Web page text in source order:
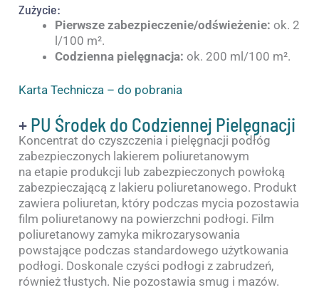
Zużycie:
Pierwsze zabezpieczenie/odświeżenie: ok. 2
l/100 m².
Codzienna pielęgnacja: ok. 200 ml/100 m².
Karta Technicza – do pobrania
+PU Środek do Codziennej Pielęgnacji
Koncentrat do czyszczenia i pielęgnacji podłóg
zabezpieczonych lakierem poliuretanowym
na etapie produkcji lub zabezpieczonych powłoką
zabezpieczającą z lakieru poliuretanowego. Produkt
zawiera poliuretan, który podczas mycia pozostawia
film poliuretanowy na powierzchni podłogi. Film
poliuretanowy zamyka mikrozarysowania
powstające podczas standardowego użytkowania
podłogi. Doskonale czyści podłogi z zabrudzeń,
również tłustych. Nie pozostawia smug i mazów.